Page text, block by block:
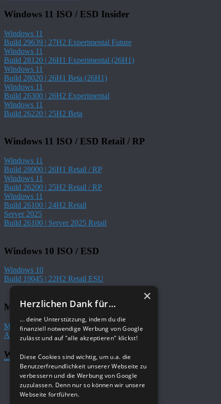
Windows 11 ISO / ESD Insider
Windows 11
Build 29639 | 27H2 Experimental Future
Windows 11
Build 28120 | 26H1 Experimental (26H1)
Windows 11
Build 28020 | 26H1 Beta (26H1)
Windows 11
Build 26300 | 26H2 Experimental
Windows 11
Build 26220 | 25H2 Beta
Windows 11 ISO / ESD Retail / RP
Windows 11
Build 28000 | 26H1 Retail / RP
Windows 11
Build 26200 | 25H2 Retail / RP
Windows 11
Build 26100 | 24H2 Retail
Server 2025
Build 26100 | Server 2025 Retail
Windows 10 ISO / ESD
Windows 10
Build 19045 | 22H2 Retail ESU
Microsoft 365
Microsoft 365 / Office
Aktuelle Versionen
Windows Tutorials im Wiki
Windows 11 Tutorials von A-Z
Windows 11 Boot und Login‎
Windows 11 Desktop Datei Explorer
×
Herzlichen Dank für...
... deine Unterstützung, indem du die
finanziell notwendige Werbung von Google
zulässt und auf "alle akzeptieren" klickst!
Diese Cookies sind wichtig, um u.a. die
Benutzerfreundlichkeit unserer Webseite zu
verbessern und die Werbung von Google
zuzulassen. Denn nur so können wir unsere
Webseite fortführen.